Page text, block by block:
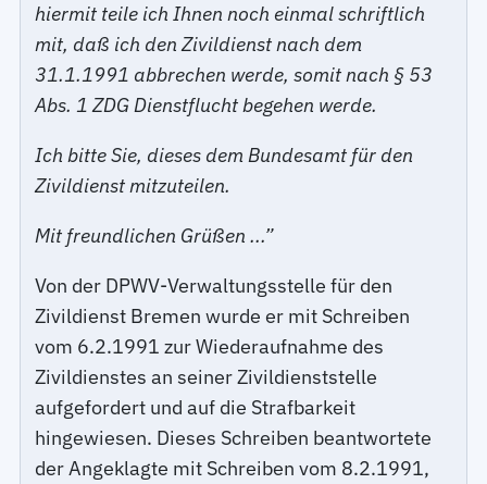
hiermit teile ich Ihnen noch einmal schriftlich
mit, daß ich den Zivildienst nach dem
31.1.1991 abbrechen werde, somit nach § 53
Abs. 1 ZDG Dienstflucht begehen werde.
Ich bitte Sie, dieses dem Bundesamt für den
Zivildienst mitzuteilen.
Mit freundlichen Grüßen ...”
Von der DPWV-Verwaltungsstelle für den
Zivildienst Bremen wurde er mit Schreiben
vom 6.2.1991 zur Wiederaufnahme des
Zivildienstes an seiner Zivildienststelle
aufgefordert und auf die Strafbarkeit
hingewiesen. Dieses Schreiben beantwortete
der Angeklagte mit Schreiben vom 8.2.1991,